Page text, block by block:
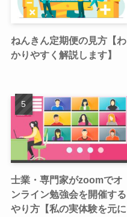
ねんきん定期便の見方【わ
かりやすく解説します】
士業・専門家がzoomでオ
ンライン勉強会を開催する
やり方【私の実体験を元に